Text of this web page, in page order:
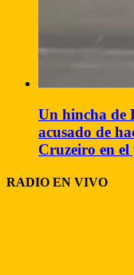
Un hincha de
acusado de
Cruzeiro en
RADIO EN VIVO